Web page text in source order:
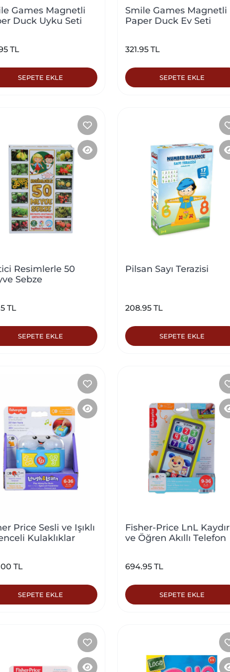
Games Magnetli
Duck Uyku Seti
TL
SEPETE EKLE
Smile Games Magnetli
Paper Duck Ev Seti
321.95 TL
SEPETE EKLE
Resimlerle 50
Sebze
TL
SEPETE EKLE
Pilsan Sayı Terazisi
208.95 TL
SEPETE EKLE
Price Sesli ve Işıklı
Kulaklıklar
TL
SEPETE EKLE
Fisher-Price LnL Kaydır
ve Öğren Akıllı Telefon
694.95 TL
SEPETE EKLE